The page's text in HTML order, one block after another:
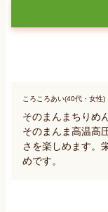
ころころあい(40代・女性)
そのまんまちりめ
そのまんま高温高
さを楽しめます。
めです。